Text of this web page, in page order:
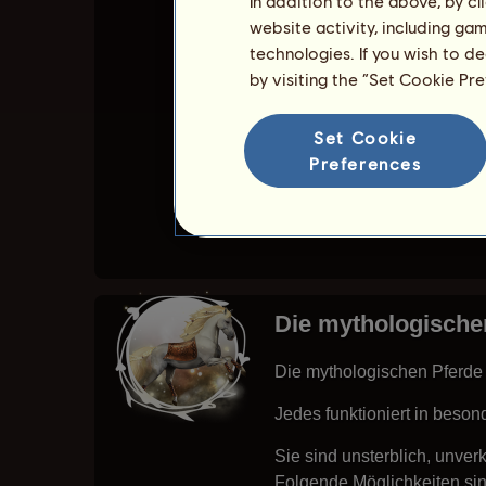
Juli und Oktober an.
Des Weiteren nehmen
Balios kann verkauft
Du kannst seine
Alle Besitzer von Balios
Die
Die mythologischen
Jedes funktioniert in
Sie sind unsterblich,
Folgende Möglichkeiten
website activity, including
technologies. If you wish to
by visiting the “Set Cookie
Set Cookie
Preferences